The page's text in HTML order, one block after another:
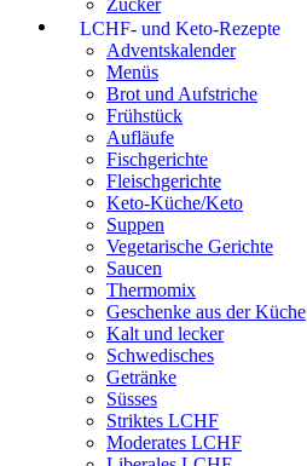
Zucker
LCHF- und Keto-Rezepte
Adventskalender
Menüs
Brot und Aufstriche
Frühstück
Aufläufe
Fischgerichte
Fleischgerichte
Keto-Küche/Keto
Suppen
Vegetarische Gerichte
Saucen
Thermomix
Geschenke aus der Küche
Kalt und lecker
Schwedisches
Getränke
Süsses
Striktes LCHF
Moderates LCHF